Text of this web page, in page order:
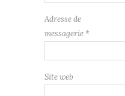
Adresse de
messagerie *
Site web